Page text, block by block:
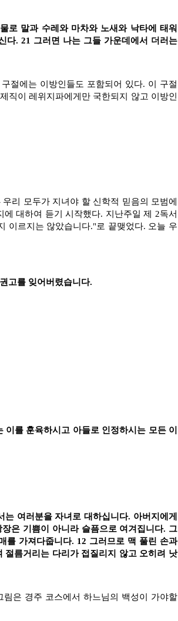
로 말과 수레와 마차와 노새와 낙타에 태워
다. 21 그러면 나는 그들 가운데에서 더러는
절에는 이방인들도 포함되어 있다. 이 구절
직이 레위지파에게만 국한되지 않고 이방인
리 모두가 지녀야 할 신학적 믿음의 모범에
대하여 듣기 시작했다. 지난주일 제 2독서
이르지는 않았습니다."로 끝맺었다. 오늘 우
고를 잊어버렸습니다.
를 훈육하시고 아들로 인정하시는 모든 이
여러분을 자녀로 대하십니다. 아버지에게
은 기쁨이 아니라 슬픔으로 여겨집니다. 그
를 가져다줍니다. 12 그러므로 맥 풀린 손과
절름거리는 다리가 접질리지 않고 오히려 낫
은 경주 코스에서 하느님의 백성이 가야할